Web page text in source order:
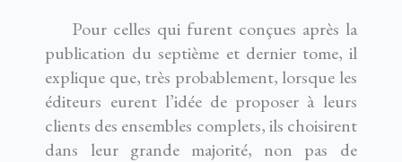
Pour celles qui furent conçues après la
publication du septième et dernier tome, il
explique que, très probablement, lorsque les
éditeurs eurent l’idée de proposer à leurs
clients des ensembles complets, ils choisirent
dans leur grande majorité, non pas de